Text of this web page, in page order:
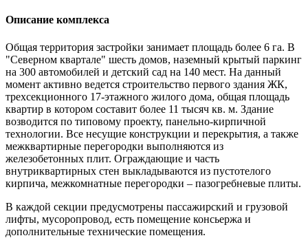
Описание комплекса
Общая территория застройки занимает площадь более 6 га. В
"Северном квартале" шесть домов, наземный крытый паркинг
на 300 автомобилей и детский сад на 140 мест. На данный
момент активно ведется строительство первого здания ЖК,
трехсекционного 17-этажного жилого дома, общая площадь
квартир в котором составит более 11 тысяч кв. м. Здание
возводится по типовому проекту, панельно-кирпичной
технологии. Все несущие конструкции и перекрытия, а также
межквартирные перегородки выполняются из
железобетонных плит. Ограждающие и часть
внутриквартирных стен выкладываются из пустотелого
кирпича, межкомнатные перегородки – пазогребневые плиты.
В каждой секции предусмотрены пассажирский и грузовой
лифты, мусоропровод, есть помещение консьержа и
дополнительные технические помещения.